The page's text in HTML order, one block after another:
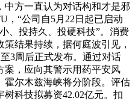
中方一直认为对话构和才是邪
，“公司自5月22日起已启动
、投持久、投硬科技”。消费
结果持续，据何庭波引见，
3周后正式发布。通过对话
案，应向其警示用药平安风
霍尔木兹海峡将分阶段。评估
科技拟募资42.02亿元。扣